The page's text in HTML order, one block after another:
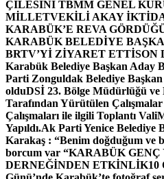
ÇİLESİNİ TBMM GENEL
MİLLETVEKİLİ AKAY
KARABÜK’E REVA
KARABÜK BELEDİYE
BRTV’Yİ ZİYARET ETTİSON
Karabük Belediye Başkan Aday
Parti Zonguldak Belediye
olduDSİ 23. Bölge Müdürlüğü
Tarafından Yürütülen
Çalışmaları ile ilgili Toplantı
Yapıldı.Ak Parti Yenice Belediye
Karakaş : “Benim doğduğum ve
borcum var “KARABÜK
DERNEĞİNDEN ETKİNLİK10